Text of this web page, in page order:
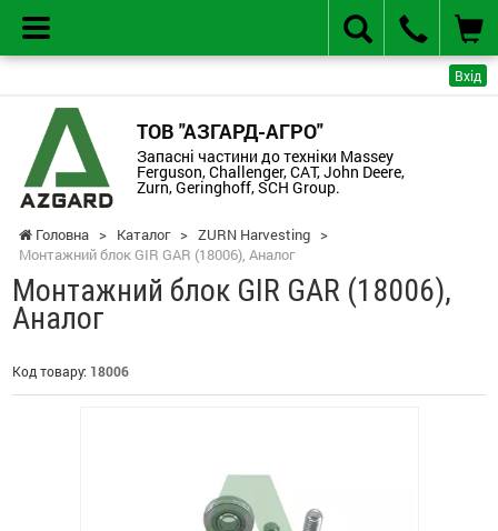
Вхід
ТОВ "АЗГАРД-АГРО"
Запасні частини до техніки Massey
Ferguson, Challenger, CAT, John Deere,
Zurn, Geringhoff, SCH Group.
Головна > Каталог > ZURN Harvesting >
Монтажний блок GIR GAR (18006), Аналог
Монтажний блок GIR GAR (18006),
Аналог
Код товару: 18006